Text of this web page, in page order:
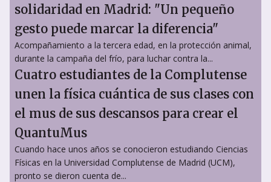
solidaridad en Madrid: "Un pequeño
gesto puede marcar la diferencia"
Acompañamiento a la tercera edad, en la protección animal,
durante la campaña del frío, para luchar contra la...
Cuatro estudiantes de la Complutense
unen la física cuántica de sus clases con
el mus de sus descansos para crear el
QuantuMus
Cuando hace unos años se conocieron estudiando Ciencias
Físicas en la Universidad Complutense de Madrid (UCM),
pronto se dieron cuenta de...